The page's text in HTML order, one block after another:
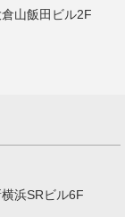
山飯田ビル2F
浜SRビル6F